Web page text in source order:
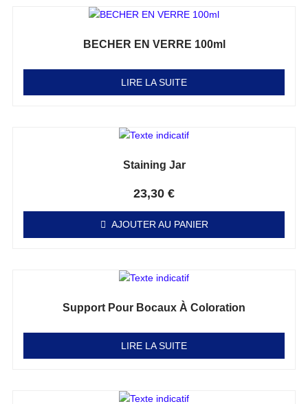
BECHER EN VERRE 100ml
LIRE LA SUITE
Staining Jar
23,30 €
AJOUTER AU PANIER
Support Pour Bocaux À Coloration
LIRE LA SUITE